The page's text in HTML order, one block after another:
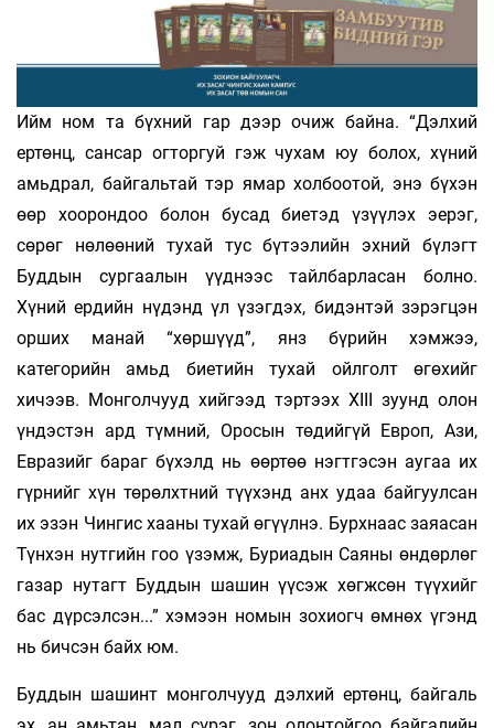
Ийм ном та бүхний гар дээр очиж байна. “Дэлхий
ертөнц, сансар огторгуй гэж чухам юу болох, хүний
амьдрал, байгальтай тэр ямар холбоотой, энэ бүхэн
өөр хоорондоо болон бусад биетэд үзүүлэх эерэг,
сөрөг нөлөөний тухай тус бүтээлийн эхний бүлэгт
Буддын сургаалын үүднээс тайлбарласан болно.
Хүний ердийн нүдэнд үл үзэгдэх, бидэнтэй зэрэгцэн
орших манай “хөршүүд”, янз бүрийн хэмжээ,
категорийн амьд биетийн тухай ойлголт өгөхийг
хичээв. Монголчууд хийгээд тэртээх XIII зуунд олон
үндэстэн ард түмний, Оросын төдийгүй Европ, Ази,
Евразийг бараг бүхэлд нь өөртөө нэгтгэсэн аугаа их
гүрнийг хүн төрөлхтний түүхэнд анх удаа байгуулсан
их эзэн Чингис хааны тухай өгүүлнэ. Бурхнаас заяасан
Түнхэн нутгийн гоо үзэмж, Буриадын Саяны өндөрлөг
газар нутагт Буддын шашин үүсэж хөгжсөн түүхийг
бас дүрсэлсэн...” хэмээн номын зохиогч өмнөх үгэнд
нь бичсэн байх юм.
Буддын шашинт монголчууд дэлхий ертөнц, байгаль